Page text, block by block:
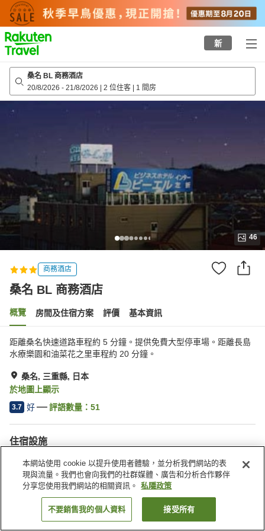
to
top
page
新
桑名 BL 商務酒店
20/8/2026 - 21/8/2026 | 2 位住客 | 1 間房
46
商務酒店
桑名 BL 商務酒店
概覽 房間及住宿方案 評價 基本資訊
距離桑名快速道路車程約 5 分鐘。提供免費大型停車場。距離長島
水療樂園和油菜花之里車程約 20 分鐘。
桑名, 三重縣, 日本
於地圖上顯示
3.7 好 評語數量： 51
住宿設施
停車場
桑拿
水療/美容院
餐廳
找客房
本網站使用 cookie 以提升使用者體驗，並分析我們網站的表
現與流量。我們也會向我們的社群媒體、廣告和分析合作夥伴
分享您使用我們網站的相關資訊。
私隱政策
不要銷售我的個人資料 接受所有